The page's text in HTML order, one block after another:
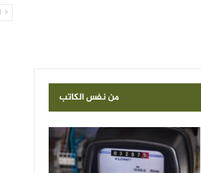
من نفس الكاتب